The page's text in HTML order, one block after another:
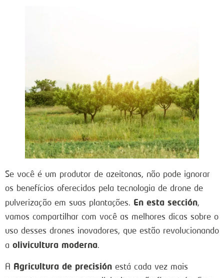
Se você é um produtor de azeitonas, não pode ignorar
os benefícios oferecidos pela tecnologia de drone de
pulverização em suas plantações. En esta sección,
vamos compartilhar com você as melhores dicas sobre o
uso desses drones inovadores, que estão revolucionando
a olivicultura moderna.
A Agricultura de precisión está cada vez mais